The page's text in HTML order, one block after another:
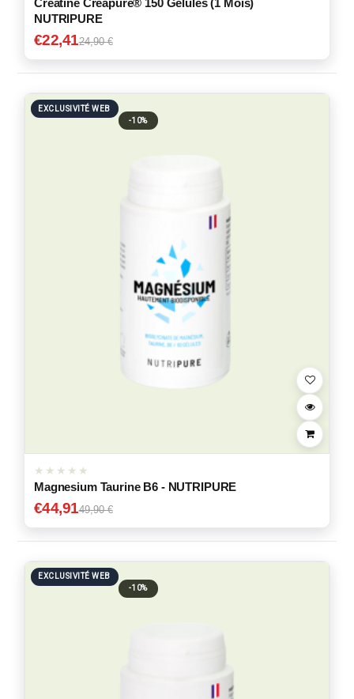
Creatine Creapure® 150 Gélules (1 Mois)
NUTRIPURE
€22,4124,90 €
EXCLUSIVITÉ WEB
-10%
Magnesium Taurine B6 - NUTRIPURE
€44,9149,90 €
EXCLUSIVITÉ WEB
-10%